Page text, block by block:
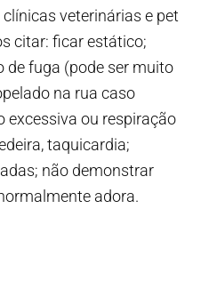
veterinárias e pet
citar: ficar estático;
fuga (pode ser muito
na rua caso
excessiva ou respiração
taquicardia;
não demonstrar
adora.